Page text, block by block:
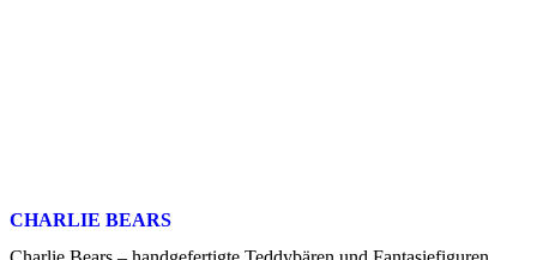
CHARLIE BEARS